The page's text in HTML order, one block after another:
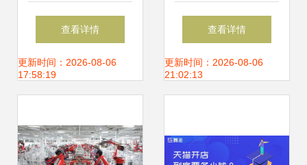
作证,C位为信任而
生
查看详情
更新时间：2026-08-06
17:58:19
后，又一批重大产
业项目落户上海这
区
查看详情
更新时间：2026-08-06
21:02:13